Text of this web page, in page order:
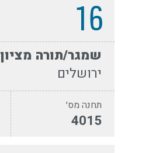
16
שמגר/תורה מציון
ירושלים
תחנה מס׳
4015